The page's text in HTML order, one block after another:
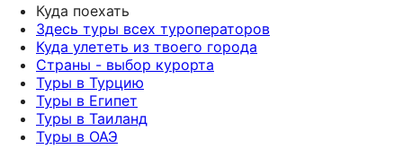
Куда поехать
Здесь туры всех туроператоров
Куда улететь из твоего города
Страны - выбор курорта
Туры в Турцию
Туры в Египет
Туры в Таиланд
Туры в ОАЭ